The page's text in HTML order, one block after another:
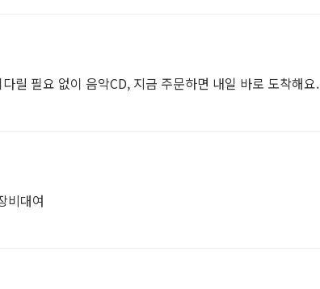
릴 필요 없이 음악CD, 지금 주문하면 내일 바로 도착해요.
비대여